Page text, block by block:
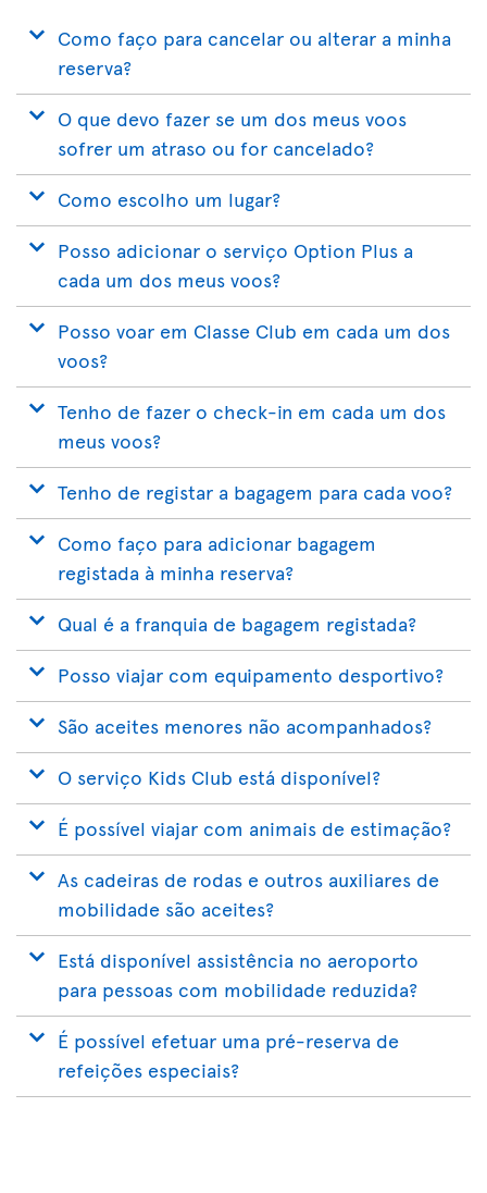
Como faço para cancelar ou alterar a minha
reserva?
O que devo fazer se um dos meus voos
sofrer um atraso ou for cancelado?
Como escolho um lugar?
Posso adicionar o serviço Option Plus a
cada um dos meus voos?
Posso voar em Classe Club em cada um dos
voos?
Tenho de fazer o check-in em cada um dos
meus voos?
Tenho de registar a bagagem para cada voo?
Como faço para adicionar bagagem
registada à minha reserva?
Qual é a franquia de bagagem registada?
Posso viajar com equipamento desportivo?
São aceites menores não acompanhados?
O serviço Kids Club está disponível?
É possível viajar com animais de estimação?
As cadeiras de rodas e outros auxiliares de
mobilidade são aceites?
Está disponível assistência no aeroporto
para pessoas com mobilidade reduzida?
É possível efetuar uma pré-reserva de
refeições especiais?